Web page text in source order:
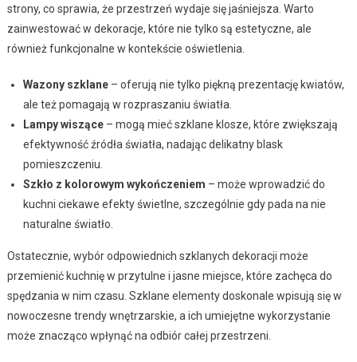
strony, co sprawia, że przestrzeń wydaje się jaśniejsza. Warto
zainwestować w dekoracje, które nie tylko są estetyczne, ale
również funkcjonalne w kontekście oświetlenia.
Wazony szklane– oferują nie tylko piękną prezentację kwiatów,
ale też pomagają w rozpraszaniu światła.
Lampy wiszące– mogą mieć szklane klosze, które zwiększają
efektywność źródła światła, nadając delikatny blask
pomieszczeniu.
Szkło z kolorowym wykończeniem – może wprowadzić do
kuchni ciekawe efekty świetlne, szczególnie gdy pada na nie
naturalne światło.
Ostatecznie, wybór odpowiednich szklanych dekoracji może
przemienić kuchnię w przytulne i jasne miejsce, które zachęca do
spędzania w nim czasu. Szklane elementy doskonale wpisują się w
nowoczesne trendy wnętrzarskie, a ich umiejętne wykorzystanie
może znacząco wpłynąć na odbiór całej przestrzeni.